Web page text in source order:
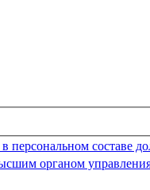
персональном составе
органом